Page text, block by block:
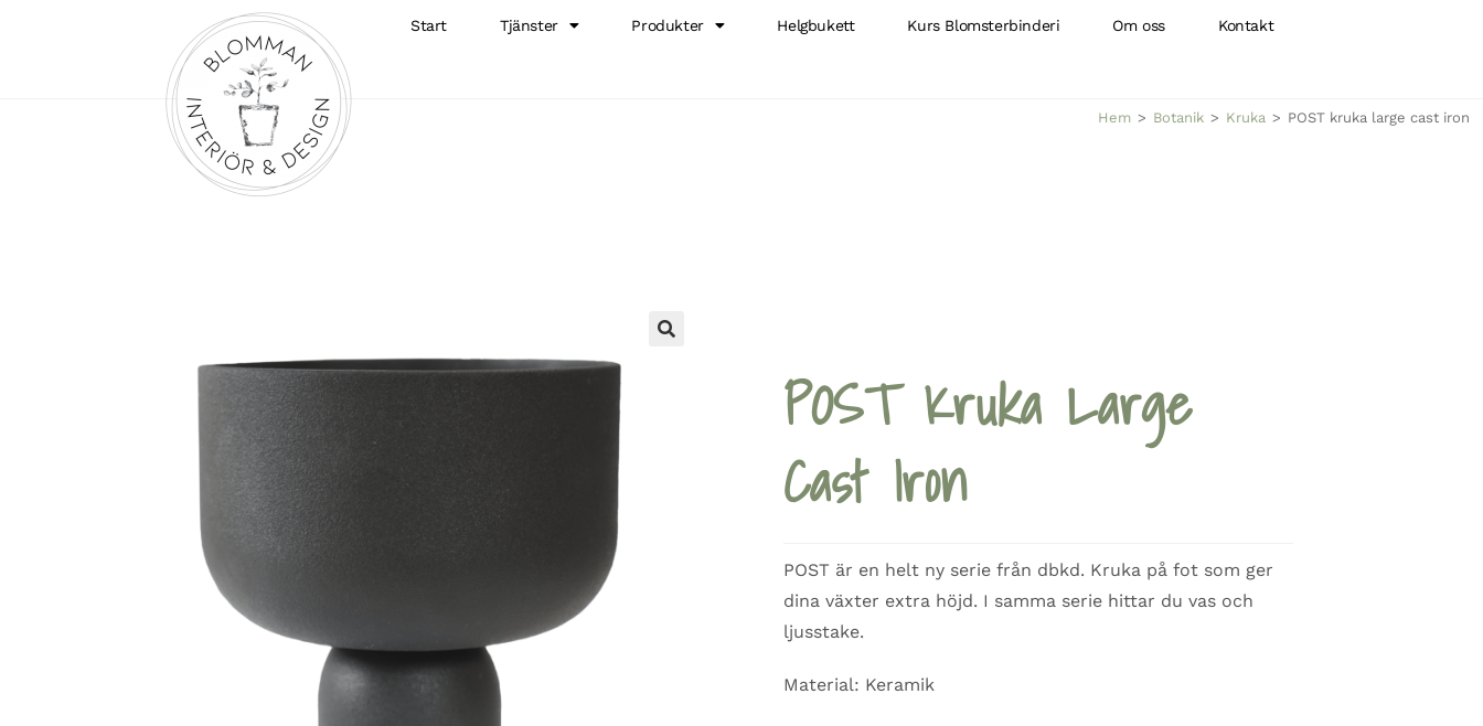
Start Tjänster Produkter Helgbukett Kurs Blomsterbinderi Om oss Kontakt
Hem > Botanik > Kruka > POST kruka large cast iron
POST Kruka Large
Cast Iron
POST är en helt ny serie från dbkd. Kruka på fot som ger
dina växter extra höjd. I samma serie hittar du vas och
ljusstake.
Material: Keramik